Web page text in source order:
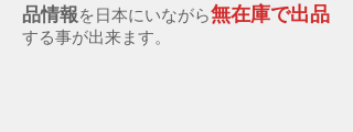
品情報を日本にいながら無在庫で出品
する事が出来ます。